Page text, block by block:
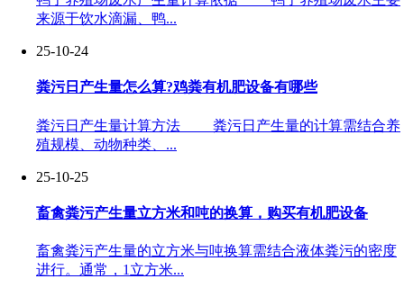
来源于饮水滴漏、鸭...
25-10-24
粪污日产生量怎么算?鸡粪有机肥设备有哪些
粪污日产生量计算方法 粪污日产生量的计算需结合养
殖规模、动物种类、...
25-10-25
畜禽粪污产生量立方米和吨的换算，购买有机肥设备
畜禽粪污产生量的立方米与吨换算需结合液体粪污的密度
进行。通常，1立方米...